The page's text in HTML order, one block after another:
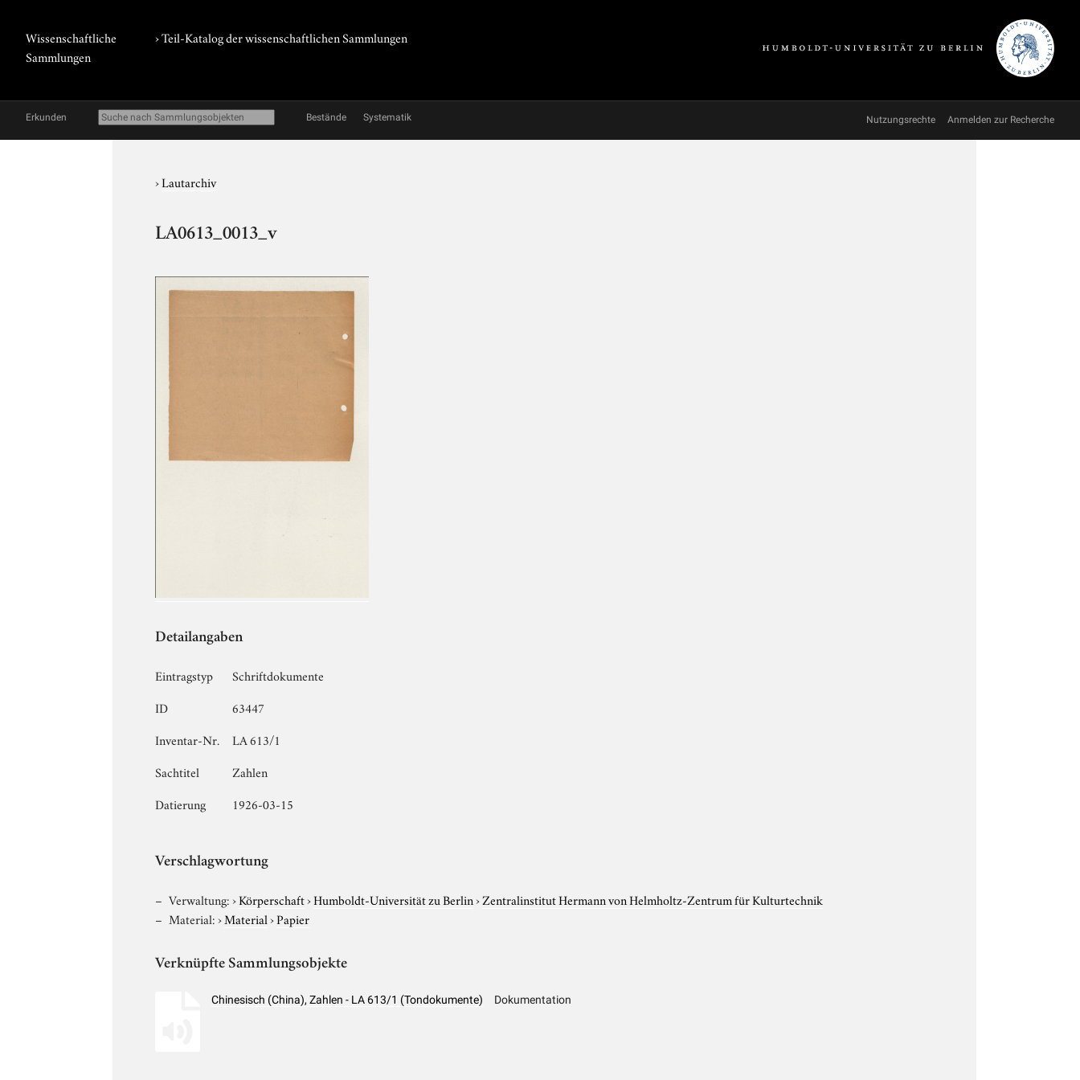
Wissenschaftliche
Sammlungen
› Teil-Katalog der wissenschaftlichen Sammlungen
Erkunden Bestände Systematik Nutzungsrechte Anmelden zur Recherche
›Lautarchiv
LA0613_0013_v
Detailangaben
Eintragstyp
Schriftdokumente
ID
63447
Inventar-Nr.
LA 613/1
Sachtitel
Zahlen
Datierung
1926-03-15
Verschlagwortung
Verwaltung:›Körperschaft›Humboldt-Universität zu Berlin›Zentralinstitut Hermann von Helmholtz-Zentrum für Kulturtechnik
Material:›Material›Papier
Verknüpfte Sammlungsobjekte
Chinesisch (China), Zahlen - LA 613/1 (Tondokumente) Dokumentation